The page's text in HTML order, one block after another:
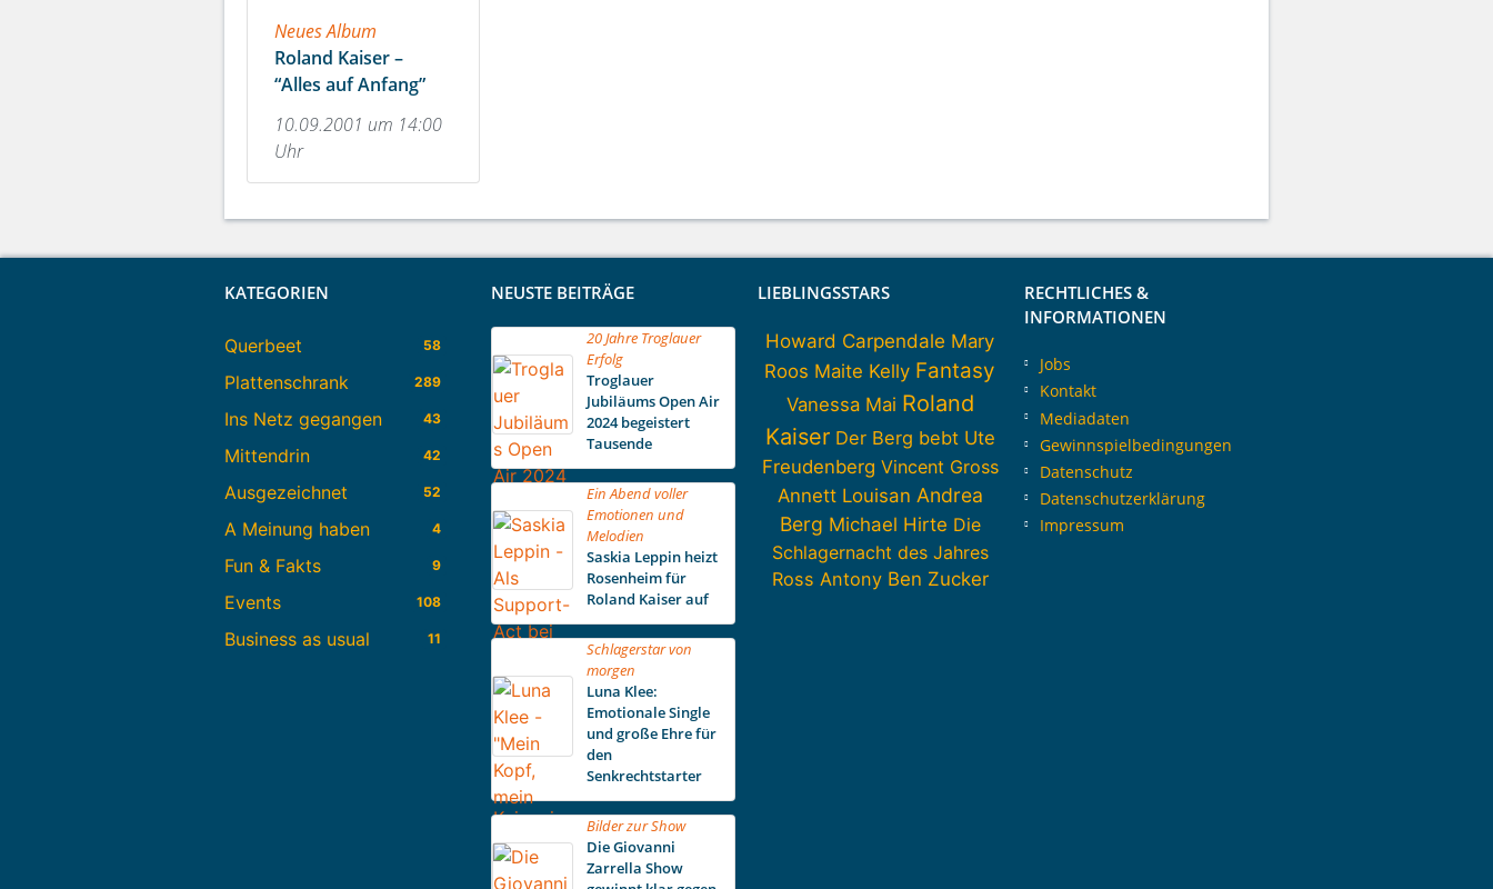
Neues Album
Roland Kaiser –
“Alles auf Anfang”
10.09.2001 um 14:00
Uhr
KATEGORIEN
Querbeet 58
Plattenschrank 289
Ins Netz gegangen 43
Mittendrin 42
Ausgezeichnet 52
A Meinung haben 4
Fun & Fakts 9
Events 108
Business as usual 11
NEUSTE BEITRÄGE
20 Jahre Troglauer
Erfolg
Troglauer
Jubiläums Open Air
2024 begeistert
Tausende
Ein Abend voller
Emotionen und
Melodien
Saskia Leppin heizt
Rosenheim für
Roland Kaiser auf
Schlagerstar von
morgen
Luna Klee:
Emotionale Single
und große Ehre für
den
Senkrechtstarter
Bilder zur Show
Die Giovanni
Zarrella Show
LIEBLINGSSTARS
Howard Carpendale Mary
Roos Maite Kelly Fantasy
Vanessa Mai Roland
Kaiser Der Berg bebt Ute
Freudenberg Vincent Gross
Annett Louisan Andrea
Berg Michael Hirte Die
Schlagernacht des Jahres
Ross Antony Ben Zucker
RECHTLICHES &
INFORMATIONEN
Jobs
Kontakt
Mediadaten
Gewinnspielbedingungen
Datenschutz
Datenschutzerklärung
Impressum